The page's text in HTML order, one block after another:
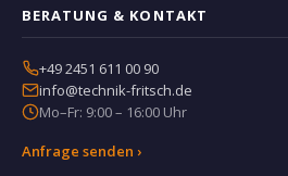
BERATUNG & KONTAKT
+49 2451 611 00 90
info@technik-fritsch.de
Mo–Fr: 9:00 – 16:00 Uhr
Anfrage senden ›